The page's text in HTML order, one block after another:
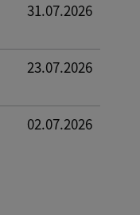
31.07.2026
23.07.2026
02.07.2026